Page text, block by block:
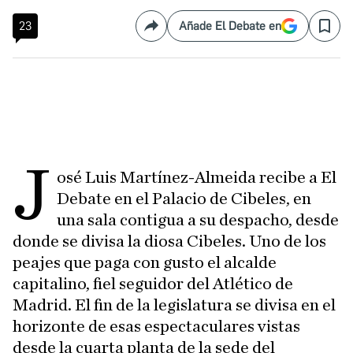
23 CompartirAñade El Debate en Save
J osé Luis Martínez-Almeida recibe a El
Debate en el Palacio de Cibeles, en
una sala contigua a su despacho, desde
donde se divisa la diosa Cibeles. Uno de los
peajes que paga con gusto el alcalde
capitalino, fiel seguidor del Atlético de
Madrid. El fin de la legislatura se divisa en el
horizonte de esas espectaculares vistas
desde la cuarta planta de la sede del